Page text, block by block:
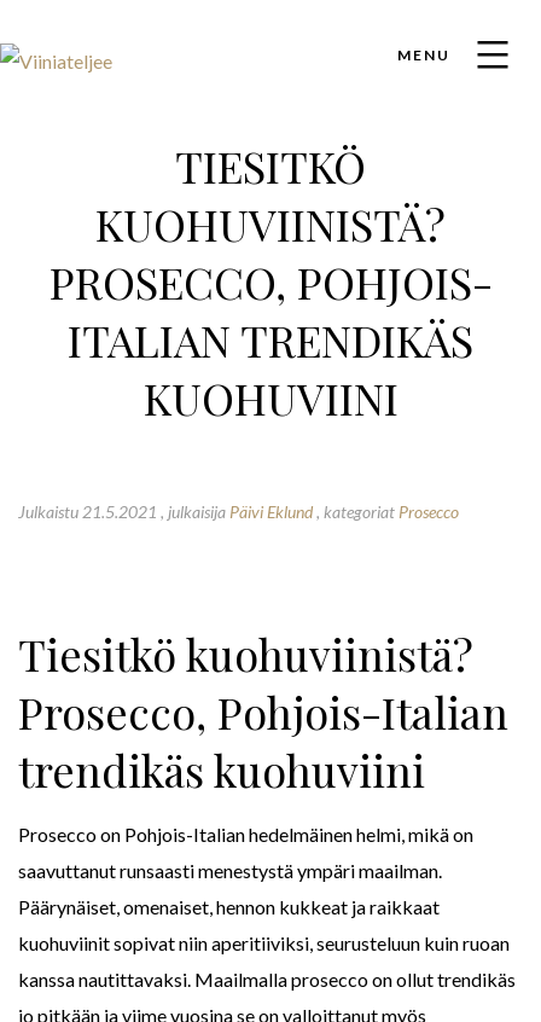
MENU
TIESITKÖ
KUOHUVIINISTÄ?
PROSECCO, POHJOIS-
ITALIAN TRENDIKÄS
KUOHUVIINI
Julkaistu 21.5.2021 , julkaisija Päivi Eklund, kategoriat Prosecco
Tiesitkö kuohuviinistä?
Prosecco, Pohjois-Italian
trendikäs kuohuviini
Prosecco on Pohjois-Italian hedelmäinen helmi, mikä on
saavuttanut runsaasti menestystä ympäri maailman.
Päärynäiset, omenaiset, hennon kukkeat ja raikkaat
kuohuviinit sopivat niin aperitiiviksi, seurusteluun kuin ruoan
kanssa nautittavaksi. Maailmalla prosecco on ollut trendikäs
jo pitkään ja viime vuosina se on valloittanut myös